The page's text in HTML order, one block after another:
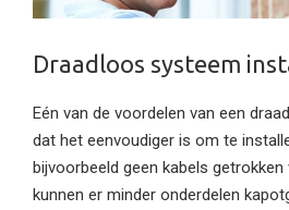
Draadloos systeem
Eén van de voordelen van een
dat het eenvoudiger is om te
bijvoorbeeld geen kabels
kunnen er minder onderdelen